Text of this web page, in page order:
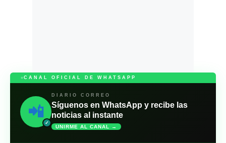
CANAL OFICIAL DE WHATSAPP
📲
✓
DIARIO CORREO
Síguenos en WhatsApp y recibe las
noticias al instante
UNIRME AL CANAL →